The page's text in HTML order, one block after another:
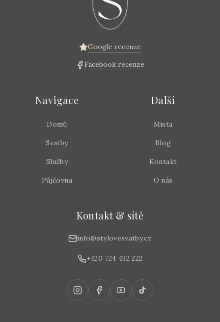
Google recenze
Facebook recenze
Navigace
Domů
Svatby
Služby
Půjčovna
Další
Místa
Blog
Kontakt
O nás
Kontakt & sítě
info@stylovesvatby.cz
+420 724 432 222